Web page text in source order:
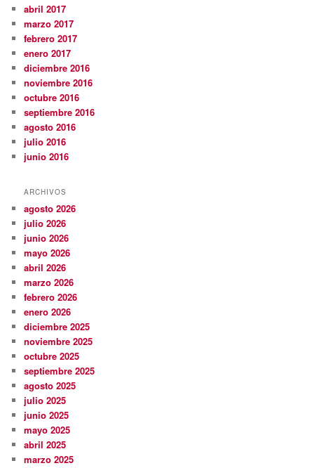
abril 2017
marzo 2017
febrero 2017
enero 2017
diciembre 2016
noviembre 2016
octubre 2016
septiembre 2016
agosto 2016
julio 2016
junio 2016
ARCHIVOS
agosto 2026
julio 2026
junio 2026
mayo 2026
abril 2026
marzo 2026
febrero 2026
enero 2026
diciembre 2025
noviembre 2025
octubre 2025
septiembre 2025
agosto 2025
julio 2025
junio 2025
mayo 2025
abril 2025
marzo 2025